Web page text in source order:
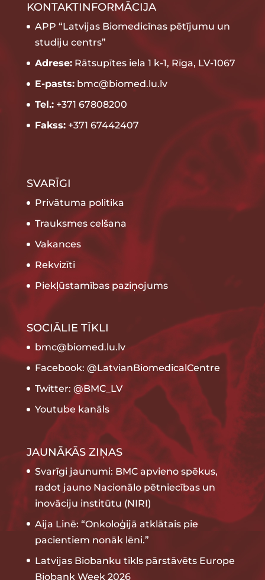
KONTAKTINFORMĀCIJA
APP “Latvijas Biomedicīnas pētījumu un
studiju centrs”
Adrese:Rātsupītes iela 1 k-1, Rīga, LV-1067
E-pasts:bmc@biomed.lu.lv
Tel.:+371 67808200
Fakss:+371 67442407
SVARĪGI
Privātuma politika
Trauksmes celšana
Vakances
Rekvizīti
Piekļūstamības paziņojums
SOCIĀLIE TĪKLI
bmc@biomed.lu.lv
Facebook: @LatvianBiomedicalCentre
Twitter: @BMC_LV
Youtube kanāls
JAUNĀKĀS ZIŅAS
Svarīgi jaunumi: BMC apvieno spēkus,
radot jauno Nacionālo pētniecības un
inovāciju institūtu (NIRI)
Aija Linē: “Onkoloģijā atklātais pie
pacientiem nonāk lēni.”
Latvijas Biobanku tīkls pārstāvēts Europe
Biobank Week 2026